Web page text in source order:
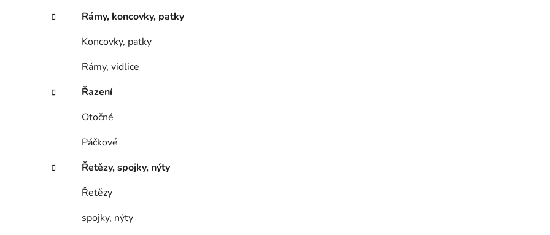
Rámy, koncovky, patky
Koncovky, patky
Rámy, vidlice
Řazení
Otočné
Páčkové
Řetězy, spojky, nýty
Řetězy
spojky, nýty